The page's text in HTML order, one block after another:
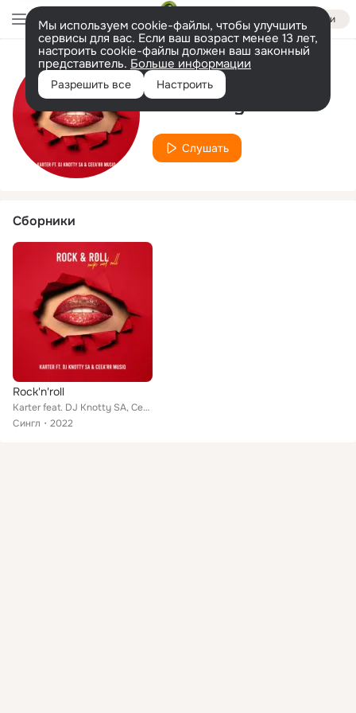
Войти
Мы используем cookie-файлы, чтобы улучшить
сервисы для вас. Если ваш возраст менее 13 лет,
настроить cookie-файлы должен ваш законный
представитель. Больше информации
Разрешить все Настроить
Исполнитель
DJ Knotty SA
Слушать
Сборники
Rock'n'roll
Karter feat. DJ Knotty SA, Cee'Arr Musiq
Сингл
2022